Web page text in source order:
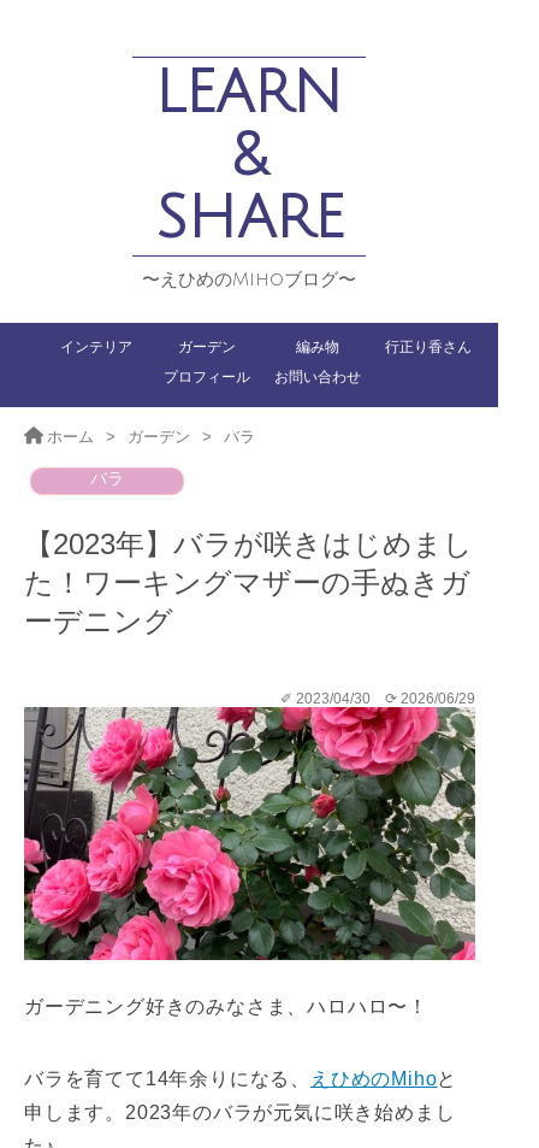
LEARN
&
SHARE
〜えひめのMihoブログ〜
インテリア ガーデン 編み物
行正り香さん
プロフィール
お問い合わせ
ホーム > ガーデン > バラ
バラ
【2023年】バラが咲きはじめまし
た！ワーキングマザーの手ぬきガ
ーデニング
✐ 2023/04/30 ⟳ 2026/06/29
ガーデニング好きのみなさま、ハロハロ〜！
バラを育てて14年余りになる、 えひめのMihoと
申します。2023年のバラが元気に咲き始めまし